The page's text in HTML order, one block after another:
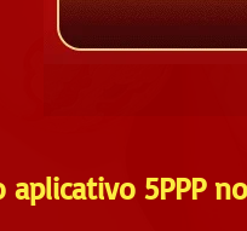
5PPP